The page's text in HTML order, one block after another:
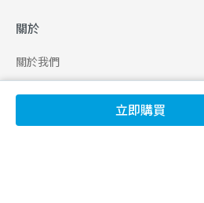
立即購買
關於
關於我們
合作申請